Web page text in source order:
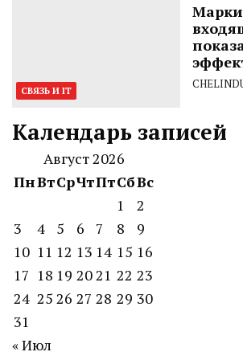
СВЯЗЬ И IT
Календарь записей
Август 2026
ПнВтСрЧтПтСбВс
1
2
3
4 5 6 7 8
9
10 11 12 13 14 15 16
17 18 19 2021 22 23
24 25 26 27 28 29 30
31
« Июл